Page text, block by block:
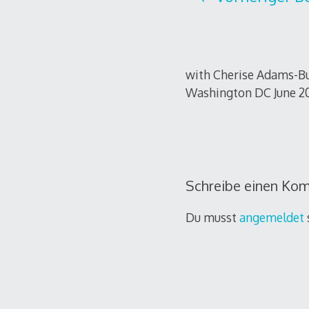
with Cherise Adams-
Washington DC June
Schreibe einen
Du musst angemeldet